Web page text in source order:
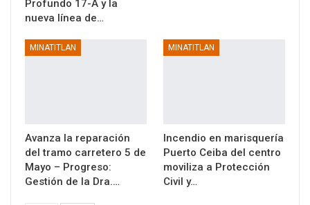
Profundo 17-A y la
nueva línea de…
MINATITLAN
Avanza la reparación
del tramo carretero 5 de
Mayo – Progreso:
Gestión de la Dra.…
MINATITLAN
Incendio en marisquería
Puerto Ceiba del centro
moviliza a Protección
Civil y…